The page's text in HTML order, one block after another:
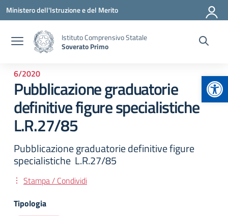
Vai ai contenuti
Vai al menu di navigazione
Vai al footer
Ministero dell'Istruzione e del Merito
Istituto Comprensivo Statale
Soverato Primo
6/2020
Pubblicazione graduatorie
definitive figure specialistiche
L.R.27/85
Pubblicazione graduatorie definitive figure
specialistiche L.R.27/85
Stampa / Condividi
Tipologia